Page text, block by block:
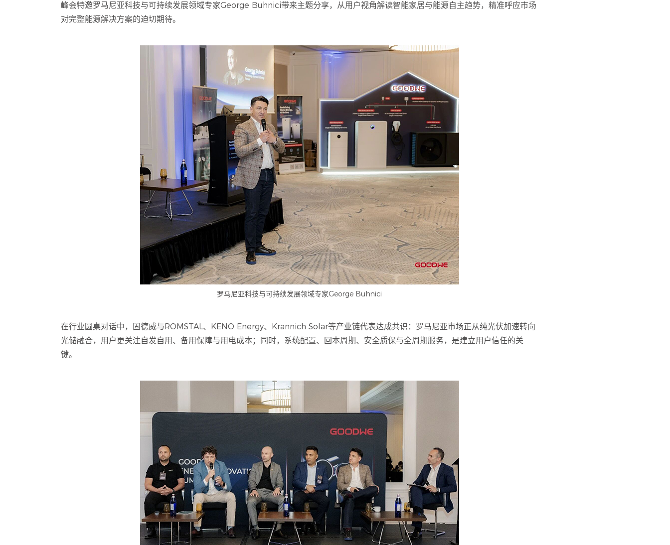
峰会特邀罗马尼亚科技与可持续发展领域专家George Buhnici带来主题分享，从用户视角解读智能家居与能源自主趋势，精准呼应市场
对完整能源解决方案的迫切期待。
罗马尼亚科技与可持续发展领域专家George Buhnici
在行业圆桌对话中，固德威与ROMSTAL、KENO Energy、Krannich Solar等产业链代表达成共识：罗马尼亚市场正从纯光伏加速转向
光储融合，用户更关注自发自用、备用保障与用电成本；同时，系统配置、回本周期、安全质保与全周期服务，是建立用户信任的关
键。